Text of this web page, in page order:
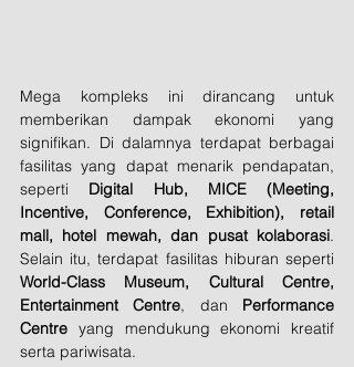
Mega kompleks ini dirancang untuk
memberikan dampak ekonomi yang
signifikan. Di dalamnya terdapat berbagai
fasilitas yang dapat menarik pendapatan,
seperti Digital Hub, MICE (Meeting,
Incentive, Conference, Exhibition), retail
mall, hotel mewah, dan pusat kolaborasi.
World-Class Museum, Cultural Centre,
Entertainment Centre, dan Performance
Centre yang mendukung ekonomi kreatif
serta pariwisata.